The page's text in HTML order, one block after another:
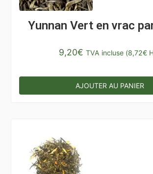
Yunnan Vert en vrac
9,20€ TVA incluse (8,72€
AJOUTER AU PANIER